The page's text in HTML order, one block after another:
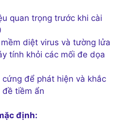
quan trọng trước khi cài
diệt virus và tường lửa
tính khỏi các mối đe dọa
cứng để phát hiện và khắc
đề tiềm ẩn
định: